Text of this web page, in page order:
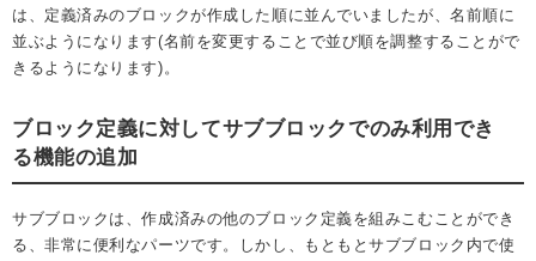
は、定義済みのブロックが作成した順に並んでいましたが、名前順に
並ぶようになります(名前を変更することで並び順を調整することがで
きるようになります)。
ブロック定義に対してサブブロックでのみ利用でき
る機能の追加
サブブロックは、作成済みの他のブロック定義を組みこむことができ
る、非常に便利なパーツです。しかし、もともとサブブロック内で使